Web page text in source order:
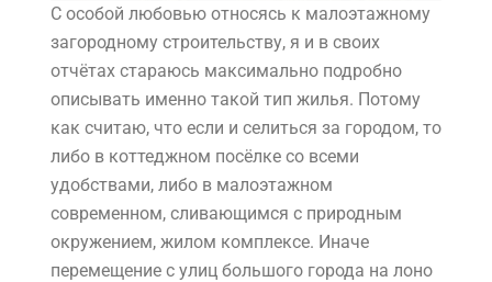
С особой любовью относясь к малоэтажному
загородному строительству, я и в своих
отчётах стараюсь максимально подробно
описывать именно такой тип жилья. Потому
как считаю, что если и селиться за городом, то
либо в коттеджном посёлке со всеми
удобствами, либо в малоэтажном
современном, сливающимся с природным
окружением, жилом комплексе. Иначе
перемещение с улиц большого города на лоно